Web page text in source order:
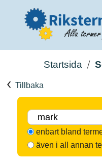
Startsida
Tillbaka
enbart bland
även i all annan